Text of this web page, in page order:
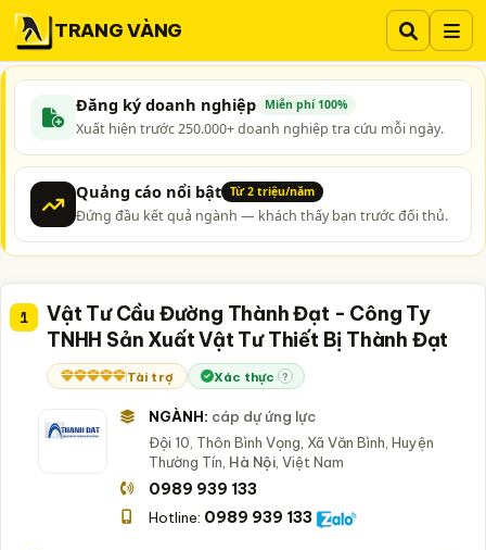
TRANG VÀNG
Đăng ký doanh nghiệp Miễn phí 100%
Xuất hiện trước 250.000+ doanh nghiệp tra cứu mỗi ngày.
Quảng cáo nổi bật Từ 2 triệu/năm
Đứng đầu kết quả ngành — khách thấy bạn trước đối thủ.
1
Vật Tư Cầu Đường Thành Đạt - Công Ty
TNHH Sản Xuất Vật Tư Thiết Bị Thành Đạt
Tài trợ Xác thực ?
NGÀNH: cáp dự ứng lực
Đội 10, Thôn Bình Vọng, Xã Văn Bình, Huyện
Thường Tín, Hà Nội, Việt Nam
0989 939 133
Hotline: 0989 939 133